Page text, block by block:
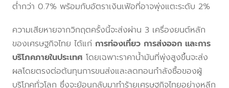
ต่ำกว่า 0.7% พร้อมกับอัตราเงินเฟ้อที่อาจพุ่งแตะระดับ 2%
ความเสียหายจากวิกฤตครั้งนี้จะส่งผ่าน 3 เครื่องยนต์หลัก
ของเศรษฐกิจไทย ได้แก่ การท่องเที่ยว การส่งออก และการ
บริโภคภายในประเทศ โดยเฉพาะราคาน้ำมันที่พุ่งสูงขึ้นจะส่ง
ผลโดยตรงต่อต้นทุนการขนส่งและลดทอนกำลังซื้อของผู้
บริโภคทั่วโลก ซึ่งจะย้อนกลับมาทำร้ายเศรษฐกิจไทยอย่างหลีก